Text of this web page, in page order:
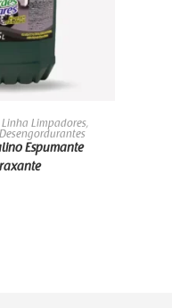
Linha Limpadores,
Espumante